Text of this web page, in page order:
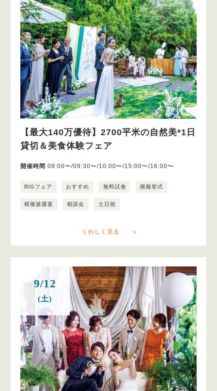
【最大140万優待】2700平米の自然美*1日
貸切＆美食体験フェア
開催時間 09:00〜/09:30〜/10:00〜/15:00〜/16:00〜
BIGフェア おすすめ 無料試食 模擬挙式
模擬披露宴 相談会 土日祝
くわしく見る
9/12
(土)